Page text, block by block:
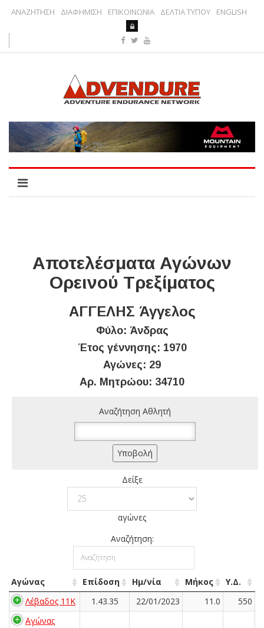
ΑΝΑΖΗΤΗΣΗ ΔΙΑΦΗΜΙΣΗ ΕΠΙΚΟΙΝΩΝΙΑ ΔΕΛΤΙΑ ΤΥΠΟΥ ENGLISH
Αποτελέσματα Αγώνων
Ορεινού Τρεξίματος
ΑΓΓΕΛΗΣ Άγγελος
Φύλο: Άνδρας
Έτος γέννησης: 1970
Αγώνες: 29
Αρ. Μητρώου: 34710
Αναζήτηση Αθλητή
Δείξε
αγώνες
Αναζήτηση:
Αγώνας Επίδοση Ημ/νία Μήκος
Υ.Δ.
Λέβαδος 11K
1.43.35 22/01/2023 11.0
550
Αγώνας